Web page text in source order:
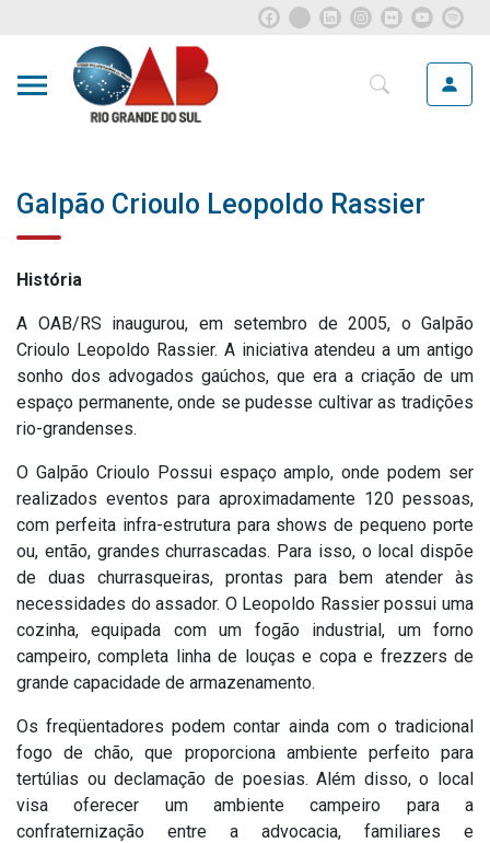
Galpão Crioulo Leopoldo Rassier
História
A OAB/RS inaugurou, em setembro de 2005, o Galpão
Crioulo Leopoldo Rassier. A iniciativa atendeu a um antigo
sonho dos advogados gaúchos, que era a criação de um
espaço permanente, onde se pudesse cultivar as tradições
rio-grandenses.
O Galpão Crioulo Possui espaço amplo, onde podem ser
realizados eventos para aproximadamente 120 pessoas,
com perfeita infra-estrutura para shows de pequeno porte
ou, então, grandes churrascadas. Para isso, o local dispõe
de duas churrasqueiras, prontas para bem atender às
necessidades do assador. O Leopoldo Rassier possui uma
cozinha, equipada com um fogão industrial, um forno
campeiro, completa linha de louças e copa e frezzers de
grande capacidade de armazenamento.
Os freqüentadores podem contar ainda com o tradicional
fogo de chão, que proporciona ambiente perfeito para
tertúlias ou declamação de poesias. Além disso, o local
visa oferecer um ambiente campeiro para a
confraternização entre a advocacia, familiares e